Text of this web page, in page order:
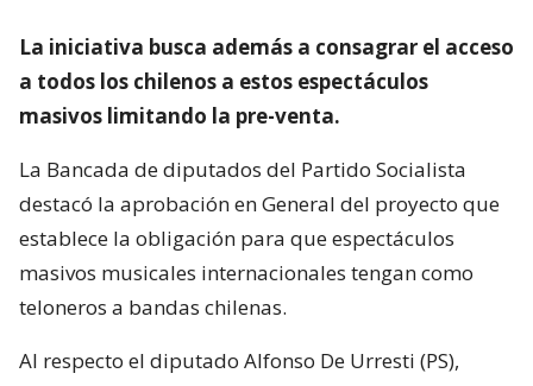
La iniciativa busca además a consagrar el acceso
a todos los chilenos a estos espectáculos
masivos limitando la pre-venta.
La Bancada de diputados del Partido Socialista
destacó la aprobación en General del proyecto que
establece la obligación para que espectáculos
masivos musicales internacionales tengan como
teloneros a bandas chilenas.
Al respecto el diputado Alfonso De Urresti (PS),